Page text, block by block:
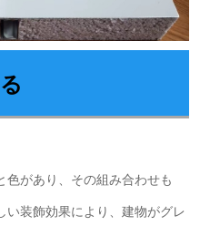
があり、その組み合わせも
装飾効果により、建物がグレ